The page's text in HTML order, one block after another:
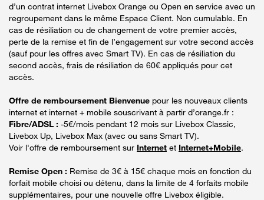
d’un contrat internet Livebox Orange ou Open en service avec un
regroupement dans le même Espace Client. Non cumulable. En
cas de résiliation ou de changement de votre premier accès,
perte de la remise et fin de l’engagement sur votre second accès
(sauf pour les offres avec Smart TV). En cas de résiliation du
second accès, frais de résiliation de 60€ appliqués pour cet
accès.
Offre de remboursement Bienvenue pour les nouveaux clients
internet et internet + mobile souscrivant à partir d’orange.fr :
Fibre/ADSL : -5€/mois pendant 12 mois sur Livebox Classic,
Livebox Up, Livebox Max (avec ou sans Smart TV).
Voir l'offre de remboursement sur Internet et Internet+Mobile.
Remise Open : Remise de 3€ à 15€ chaque mois en fonction du
forfait mobile choisi ou détenu, dans la limite de 4 forfaits mobile
supplémentaires, pour une nouvelle offre Livebox éligible.